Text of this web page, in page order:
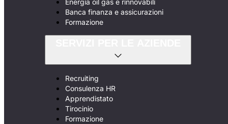
Energia oil gas e rinnovabili
Banca finanza e assicurazioni
Formazione
Recruiting
Consulenza HR
Apprendistato
Tirocinio
Formazione